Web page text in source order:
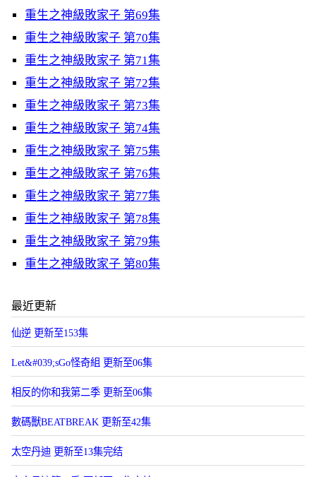
重生之神級敗家子 第69集
重生之神級敗家子 第70集
重生之神級敗家子 第71集
重生之神級敗家子 第72集
重生之神級敗家子 第73集
重生之神級敗家子 第74集
重生之神級敗家子 第75集
重生之神級敗家子 第76集
重生之神級敗家子 第77集
重生之神級敗家子 第78集
重生之神級敗家子 第79集
重生之神級敗家子 第80集
最近更新
仙逆 更新至153集
Let&#039;sGo怪奇組 更新至06集
相反的你和我第二季 更新至06集
數碼獸BEATBREAK 更新至42集
太空丹迪 更新至13集完结